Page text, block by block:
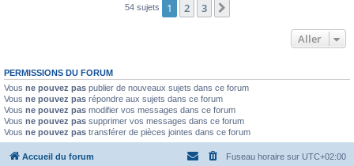
54 sujets 1 2 3
Aller
PERMISSIONS DU FORUM
Vous ne pouvez pas publier de nouveaux sujets dans ce forum
Vous ne pouvez pas répondre aux sujets dans ce forum
Vous ne pouvez pas modifier vos messages dans ce forum
Vous ne pouvez pas supprimer vos messages dans ce forum
Vous ne pouvez pas transférer de pièces jointes dans ce forum
Accueil du forum Fuseau horaire sur UTC+02:00